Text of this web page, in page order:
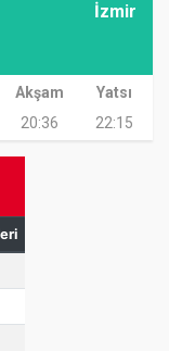
İzmir
Akşam
Yatsı
20:36 22:15